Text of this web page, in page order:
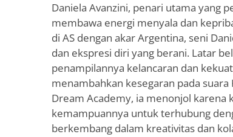
Daniela Avanzini, penari utama yang
membawa energi menyala dan
di AS dengan akar Argentina, seni
dan ekspresi diri yang berani. Latar
penampilannya kelancaran dan
menambahkan kesegaran pada suara
Dream Academy, ia menonjol karena
kemampuannya untuk terhubung
berkembang dalam kreativitas dan